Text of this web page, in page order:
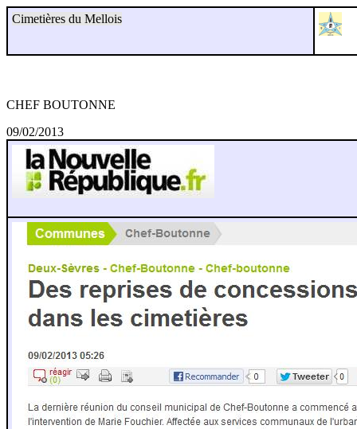
Cimetières du Mellois
CHEF BOUTONNE
09/02/2013